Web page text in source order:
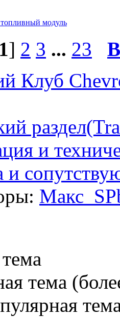
модуль
1] 2 3 ... 23
Клуб
и
и
тема